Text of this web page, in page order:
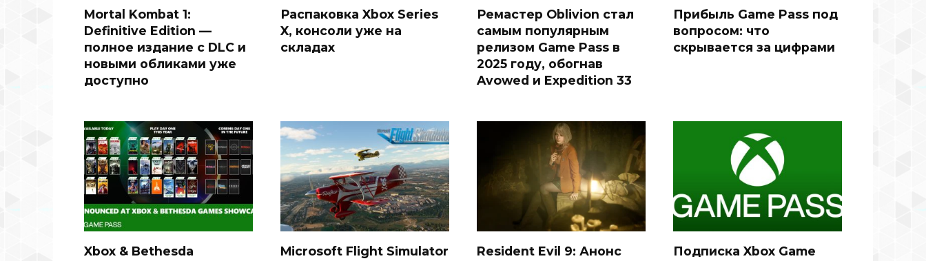
Mortal Kombat 1:
Definitive Edition —
полное издание с DLC и
новыми обликами уже
доступно
Распаковка Xbox Series
X, консоли уже на
складах
Ремастер Oblivion стал
самым популярным
релизом Game Pass в
2025 году, обогнав
Avowed и Expedition 33
Прибыль Game Pass под
вопросом: что
скрывается за цифрами
Xbox & Bethesda
Microsoft Flight Simulator
Resident Evil 9: Анонс
Подписка Xbox Game